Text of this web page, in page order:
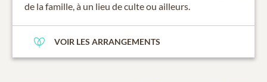
de la famille, à un lieu de culte ou ailleurs.
VOIR LES ARRANGEMENTS